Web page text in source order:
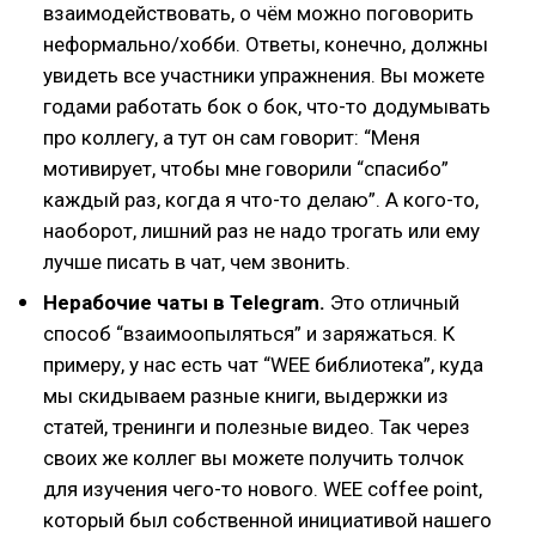
взаимодействовать, о чём можно поговорить
неформально/хобби. Ответы, конечно, должны
увидеть все участники упражнения. Вы можете
годами работать бок о бок, что-то додумывать
про коллегу, а тут он сам говорит: “Меня
мотивирует, чтобы мне говорили “спасибо”
каждый раз, когда я что-то делаю”. А кого-то,
наоборот, лишний раз не надо трогать или ему
лучше писать в чат, чем звонить.
Нерабочие чаты в Telegram. Это отличный
способ “взаимоопыляться” и заряжаться. К
примеру, у нас есть чат “WEE библиотека”, куда
мы скидываем разные книги, выдержки из
статей, тренинги и полезные видео. Так через
своих же коллег вы можете получить толчок
для изучения чего-то нового. WEE coffee point,
который был собственной инициативой нашего